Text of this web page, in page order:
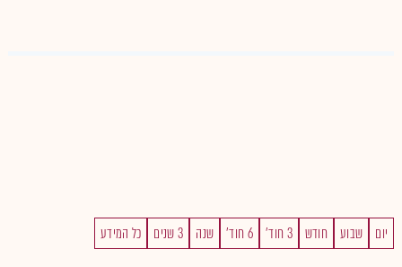
יום שבוע חודש 3 חוד' 6 חוד' שנה 3 שנים כל המידע